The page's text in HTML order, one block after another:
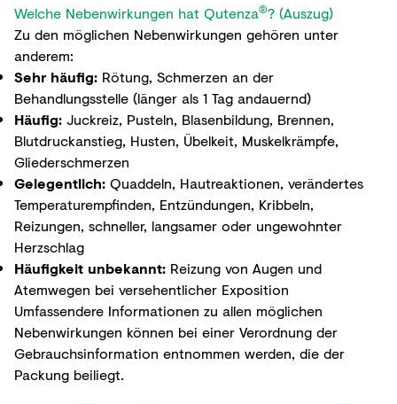
Welche Nebenwirkungen hat Qutenza®? (Auszug)
Zu den möglichen Nebenwirkungen gehören unter
anderem:
Sehr häufig: Rötung, Schmerzen an der
Behandlungsstelle (länger als 1 Tag andauernd)
Häufig: Juckreiz, Pusteln, Blasenbildung, Brennen,
Blutdruckanstieg, Husten, Übelkeit, Muskelkrämpfe,
Gliederschmerzen
Gelegentlich: Quaddeln, Hautreaktionen, verändertes
Temperaturempfinden, Entzündungen, Kribbeln,
Reizungen, schneller, langsamer oder ungewohnter
Herzschlag
Häufigkeit unbekannt: Reizung von Augen und
Atemwegen bei versehentlicher Exposition
Umfassendere Informationen zu allen möglichen
Nebenwirkungen können bei einer Verordnung der
Gebrauchsinformation entnommen werden, die der
Packung beiliegt.